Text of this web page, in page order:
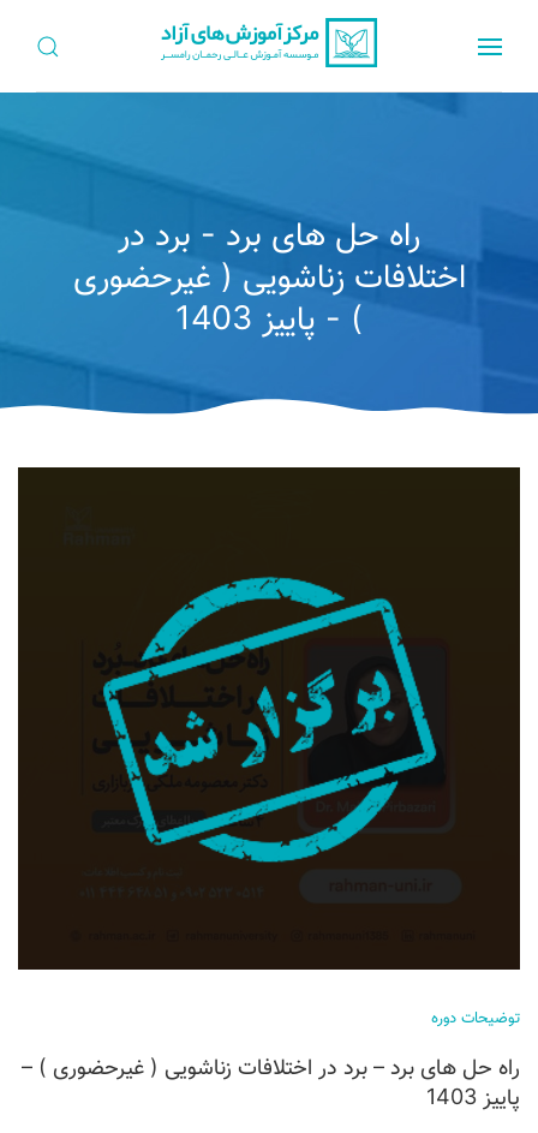
راه حل های برد - برد در
اختلافات زناشویی ( غیرحضوری
) - پاییز 1403
توضیحات دوره
راه حل های برد – برد در اختلافات زناشویی ( غیرحضوری ) –
پاییز 1403